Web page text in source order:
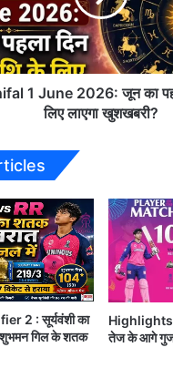
RCB ❤‍🔥
of faith,
support
RCB’s IPL 2026
a trophy it’s the
of dreams, led
legendary
#VIRATKOHLI
(@Girish__28)
1 June 2026: जून का
लिए लाएगा खुशखबरी?
2 : सूर्यवंशी का
शुभमन गिल के शतक
Highlights
तेज के आगे